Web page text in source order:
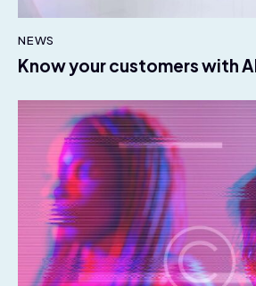
NEWS
Know your customers with